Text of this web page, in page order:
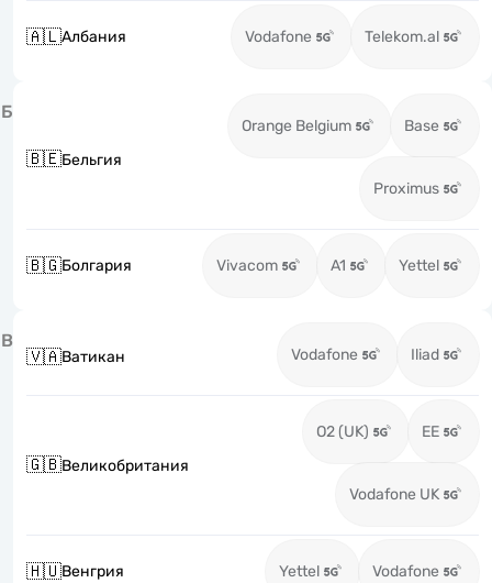
🇦🇱Албания Vodafone Telekom.al
Б
🇧🇪Бельгия
Orange Belgium Base
Proximus
🇧🇬Болгария Vivacom A1 Yettel
В
🇻🇦Ватикан Vodafone Iliad
🇬🇧Великобритания
O2 (UK) EE
Vodafone UK
🇭🇺Венгрия Yettel Vodafone